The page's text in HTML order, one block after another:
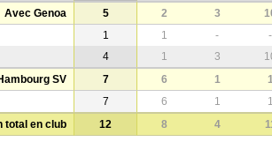
Avec Genoa 5 2 3
1 1 -
-
4 1 3
SV
7 6 1
7 6 1
total en club
12 8 4